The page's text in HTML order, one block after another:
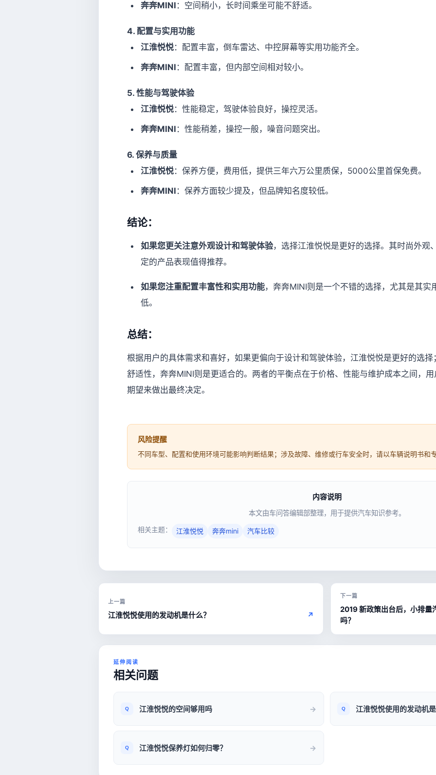
奔奔MINI ：空间稍小，长时间乘坐可能不舒适。
4. 配置与实用功能
江淮悦悦：配置丰富，倒车雷达、中控屏幕等实用功能齐全。
奔奔MINI ：配置丰富，但内部空间相对较小。
5. 性能与驾驶体验
江淮悦悦：性能稳定，驾驶体验良好，操控灵活。
奔奔MINI ：性能稍差，操控一般，噪音问题突出。
6. 保养与质量
江淮悦悦：保养方便，费用低，提供三年六万公里质保，5000公里首保免费。
奔奔MINI ：保养方面较少提及，但品牌知名度较低。
结论：
如果您更关注意外观设计和驾驶体验，选择江淮悦悦是更好的选择。其时尚外观
定的产品表现值得推荐。
如果您注重配置丰富性和实用功能，奔奔MINI则是一个不错的选择，尤其是其实
低。
总结：
根据用户的具体需求和喜好，如果更偏向于设计和驾驶体验，江淮悦悦是更好的选
舒适性，奔奔MINI则是更适合的。两者的平衡点在于价格、性能与维护成本之间，
期望来做出最终决定。
风险提醒
不同车型、配置和使用环境可能影响判断结果；涉及故障、维修或行车安全时，请以车辆说明书和
内容说明
本文由车问答编辑部整理，用于提供汽车知识参考。
相关主题：
江淮悦悦 奔奔mini 汽车比较
上一篇
江淮悦悦使用的发动机是什么？ ↗
下一篇
2019 新政策出台后，小排量
吗？
延伸阅读
相关问题
江淮悦悦的空间够用吗 江淮悦悦使用的发动机
江淮悦悦保养灯如何归零？